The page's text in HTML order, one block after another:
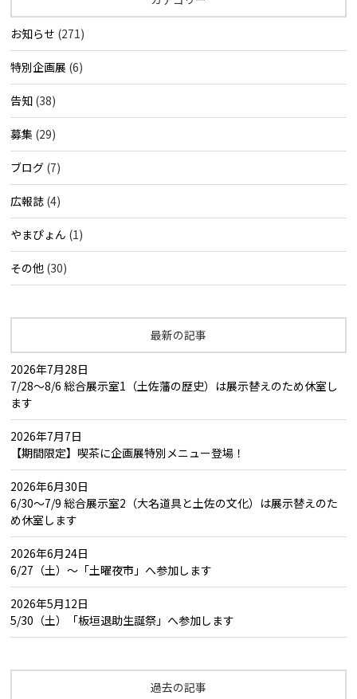
お知らせ (271)
特別企画展 (6)
告知 (38)
募集 (29)
ブログ (7)
広報誌 (4)
やまぴょん (1)
その他 (30)
最新の記事
2026年7月28日
7/28～8/6 総合展示室1（土佐藩の歴史）は展示替えのため休室し
ます
2026年7月7日
【期間限定】喫茶に企画展特別メニュー登場！
2026年6月30日
6/30～7/9 総合展示室2（大名道具と土佐の文化）は展示替えのた
め休室します
2026年6月24日
6/27（土）～「土曜夜市」へ参加します
2026年5月12日
5/30（土）「板垣退助生誕祭」へ参加します
過去の記事